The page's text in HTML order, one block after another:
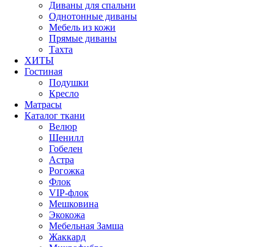
Диваны для спальни
Однотонные диваны
Мебель из кожи
Прямые диваны
Тахта
ХИТЫ
Гостиная
Подушки
Кресло
Матрасы
Каталог ткани
Велюр
Шенилл
Гобелен
Астра
Рогожка
Флок
VIP-флок
Мешковина
Экокожа
Мебельная Замша
Жаккард